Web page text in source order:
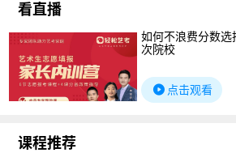
看直播
如何不浪费分数选
次院校
点击观看
课程推荐